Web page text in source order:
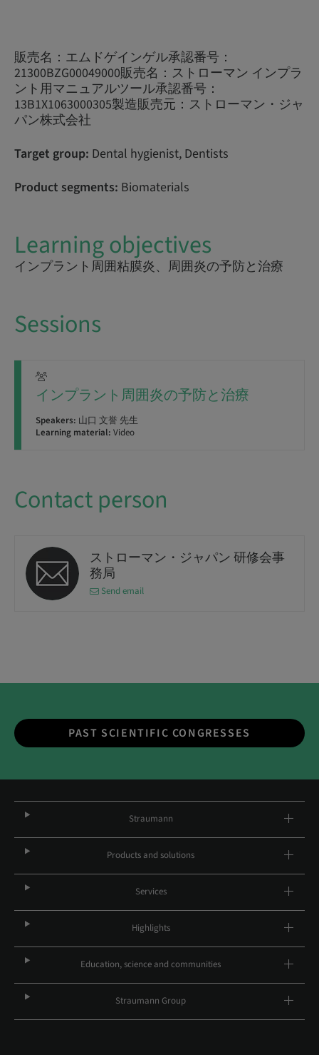
販売名：エムドゲインゲル承認番号：
21300BZG00049000販売名：ストローマン インプラ
ント用マニュアルツール承認番号：
13B1X1063000305製造販売元：ストローマン・ジャ
パン株式会社
Target group: Dental hygienist, Dentists
Product segments: Biomaterials
Learning objectives
インプラント周囲粘膜炎、周囲炎の予防と治療
Sessions
インプラント周囲炎の予防と治療
Speakers: 山口 文誉 先生
Learning material: Video
Contact person
ストローマン・ジャパン 研修会事
務局
Send email
PAST SCIENTIFIC CONGRESSES
Straumann
Products and solutions
Services
Highlights
Education, science and communities
Straumann Group